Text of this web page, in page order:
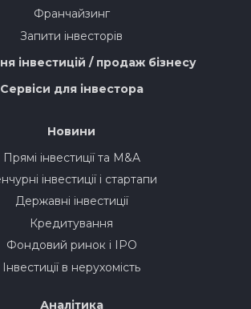
Франчайзинг
Запити інвесторів
інвестицій / продаж бізнесу
Сервіси для інвестора
Новини
Прямі інвестиції та M&A
інвестиції і стартапи
Державні інвестиції
Кредитування
Фондовий ринок і IPO
Інвестиції в нерухомість
Аналітика